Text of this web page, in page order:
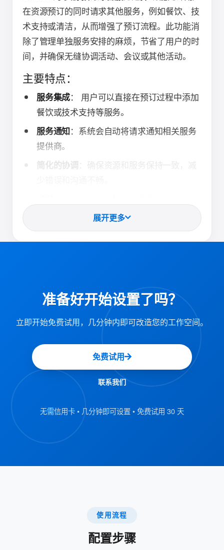
在资源预订的同时请求其他服务，例如餐饮、技
术支持或清洁，从而增强了预订流程。此功能消
除了管理单独服务安排的麻烦，节省了用户的时
间，并确保无缝协调活动、会议或其他活动。
主要特点：
服务集成： 用户可以直接在预订过程中添加
餐饮或技术支持等服务。
服务通知：系统会自动将请求通知相关服务
提供商。
简化的协调
适合举办各种活动：适合举办会议、大型会
议或需要多种服务的活动。
请求集成到预订系统中，Offision 确保了流程的
顺利和高效，最大限度地减少了延误或疏忽的机
会。
优点
简化的活动策划
用户可以在预订时请求餐饮、技术支持
或清洁等服务。
无需单独的服务安排，节省时间。
改进的协调性
减少活动策划过程中的沟通不畅和错
展开更多
准备好开始设置了吗？
立即开始免费试用，几分钟内即可改造您的工作空间。
免费试用
联系我们
无需信用卡 • 几分钟即可设置 • 免费试用 30 天
使用流程
配置步骤